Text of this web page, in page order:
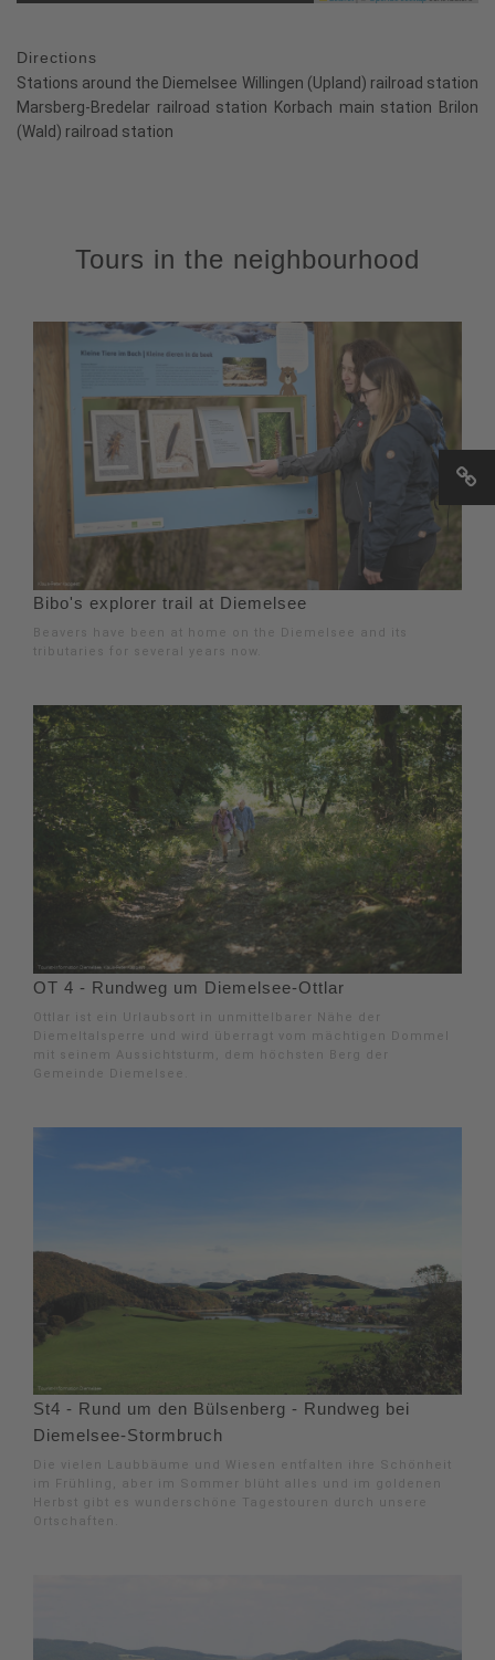
Directions
Stations around the Diemelsee Willingen (Upland) railroad station
Marsberg-Bredelar railroad station Korbach main station Brilon
(Wald) railroad station
Tours in the neighbourhood
Bibo's explorer trail at Diemelsee
Beavers have been at home on the Diemelsee and its
tributaries for several years now.
OT 4 - Rundweg um Diemelsee-Ottlar
Ottlar ist ein Urlaubsort in unmittelbarer Nähe der
Diemeltalsperre und wird überragt vom mächtigen Dommel
mit seinem Aussichtsturm, dem höchsten Berg der
Gemeinde Diemelsee.
St4 - Rund um den Bülsenberg - Rundweg bei
Diemelsee-Stormbruch
Die vielen Laubbäume und Wiesen entfalten ihre Schönheit
im Frühling, aber im Sommer blüht alles und im goldenen
Herbst gibt es wunderschöne Tagestouren durch unsere
Ortschaften.